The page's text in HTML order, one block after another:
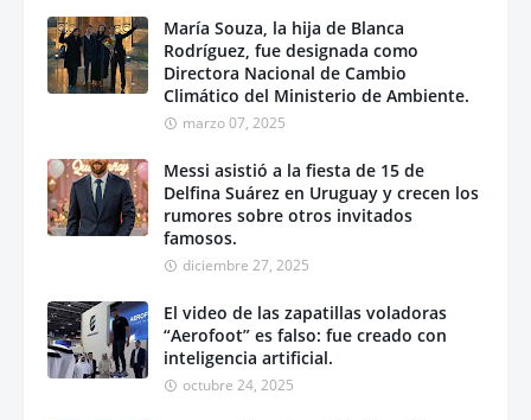
María Souza, la hija de Blanca
Rodríguez, fue designada como
Directora Nacional de Cambio
Climático del Ministerio de Ambiente.
marzo 07, 2025
Messi asistió a la fiesta de 15 de
Delfina Suárez en Uruguay y crecen los
rumores sobre otros invitados
famosos.
diciembre 27, 2025
El video de las zapatillas voladoras
“Aerofoot” es falso: fue creado con
inteligencia artificial.
octubre 24, 2025